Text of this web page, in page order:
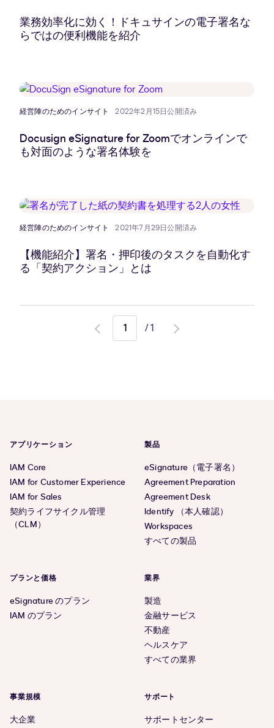
業務効率化に効く！ドキュサインの電子署名な
らではの便利機能を紹介
経営陣のためのインサイト 2022年2月15日公開済み
Docusign eSignature for Zoomでオンラインで
も対面のような署名体験を
経営陣のためのインサイト 2021年7月29日公開済み
【機能紹介】署名・押印後のタスクを自動化す
る「契約アクション」とは
Go
/1
Go
アプリケーション
IAM Core
IAM for Customer Experience
IAM for Sales
契約ライフサイクル管理
（CLM）
製品
eSignature（電子署名）
Agreement Preparation
Agreement Desk
Identify （本人確認）
Workspaces
すべての製品
プランと価格
eSignature のプラン
IAM のプラン
業界
製造
金融サービス
不動産
ヘルスケア
すべての業界
事業規模
大企業
サポート
サポートセンター